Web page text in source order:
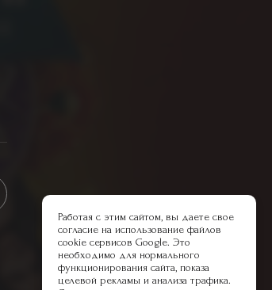
Работая с этим сайтом, вы даете свое
согласие на использование файлов
cookie сервисов Google. Это
необходимо для нормального
функционирования сайта, показа
целевой рекламы и анализа трафика.